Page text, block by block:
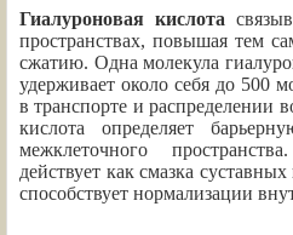
Гиалуроновая кислота
пространствах, повышая тем
сжатию. Одна молекула
удерживает около себя до 500
в транспорте и распределении
кислота определяет
межклеточного
действует как смазка
способствует нормализации